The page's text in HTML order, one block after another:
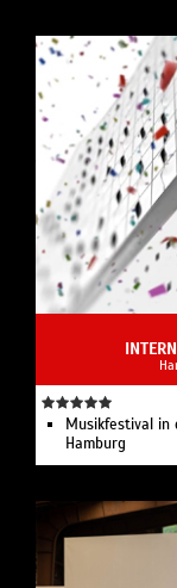
Musikfestival in
Hamburg